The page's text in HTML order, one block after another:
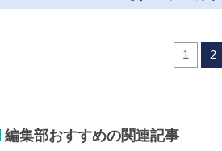
1 2
編集部おすすめの関連記事